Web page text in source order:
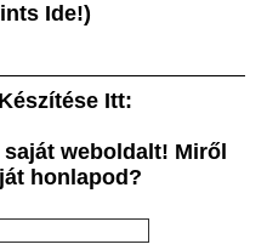
Ide!)
Itt:
weboldalt! Miről
honlapod?